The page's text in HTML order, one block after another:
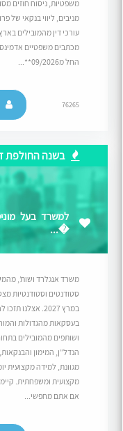
משפטיות, ניסוח חוזים
מניבים, ליווי בנקאי של
עורכי דין מהמובילים
מכתבים משפטיים
החל מ09/2026**...
76265
בשנה החולפת
למשרד בעל
�...
משרד אנגלרד ושות’,
סטודנטים וסטודנטיות
במרץ 2027.
בעסקאות מהגדולות
ושותפים מהמובילים
הנדל”ן, המימון
מגוונת, למידה מקצועית
מקצועית ומשפחתית.
אם אתם מחפשי...